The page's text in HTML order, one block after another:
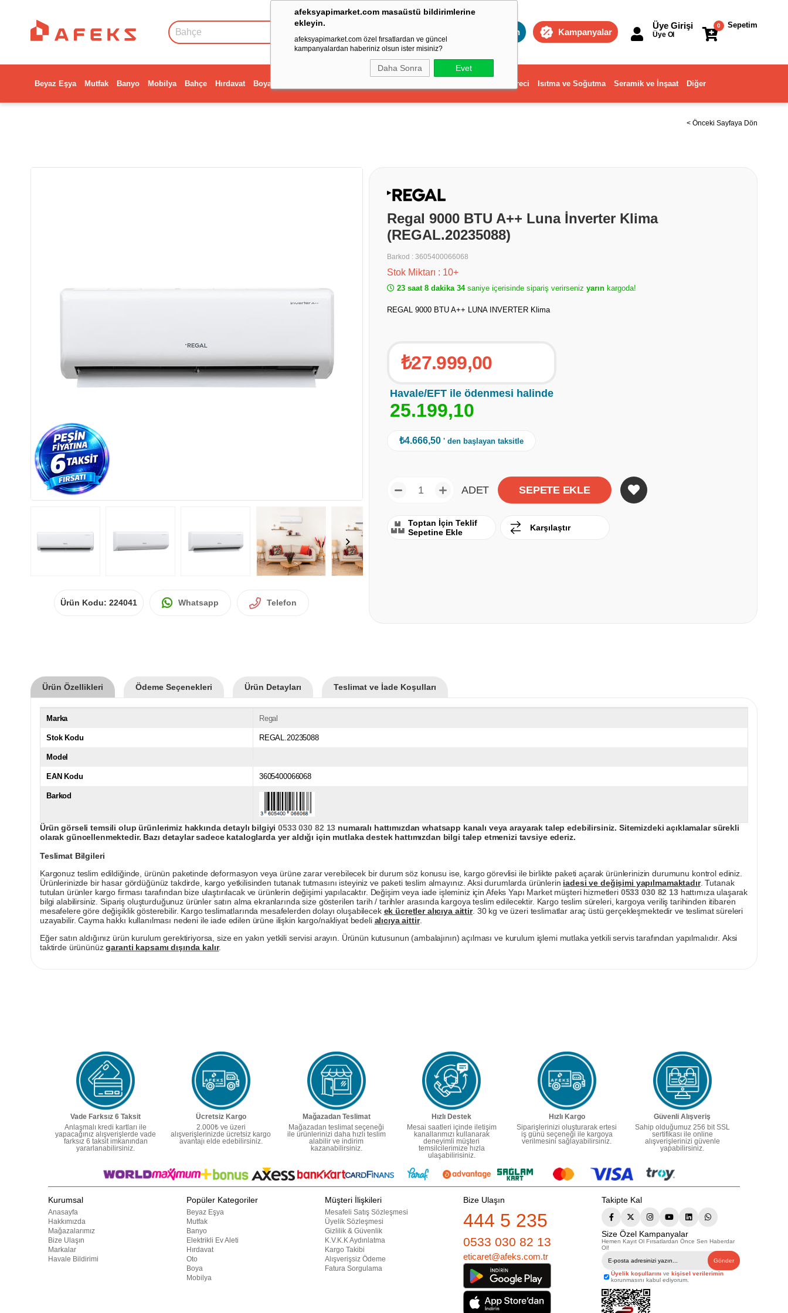
afeksyapimarket.com masaüstü bildirimlerine
ekleyin.
afeksyapimarket.com özel fırsatlardan ve güncel
kampanyalardan haberiniz olsun ister misiniz?
Daha Sonra Evet
Toptan Kampanyalar
Sepetim
0
Üye Girişi
Üye Ol
Beyaz Eşya Mutfak Banyo Mobilya Bahçe Hırdavat Boya Dekorasyon ve Ev Gereci Isıtma ve Soğutma Seramik ve İnşaat Diğer
< Önceki Sayfaya Dön
Ürün Kodu: 224041 Whatsapp Telefon
Regal 9000 BTU A++ Luna İnverter Klima
(REGAL.20235088)
Barkod : 3605400066068
Stok Miktarı : 10+
23 saat 8 dakika 34saniye içerisinde sipariş verirseniz yarın kargoda!
REGAL 9000 BTU A++ LUNA INVERTER Klima
₺27.999,00
Havale/EFT ile ödenmesi halinde
25.199,10
₺4.666,50 ' den başlayan taksitle
ADET
Toptan İçin Teklif
Sepetine Ekle
Karşılaştır
Ürün Özellikleri Ödeme Seçenekleri Ürün Detayları Teslimat ve İade Koşulları
Marka Regal
Stok Kodu REGAL.20235088
Model
EAN Kodu 3605400066068
Barkod
Ürün görseli temsili olup ürünlerimiz hakkında detaylı bilgiyi0533 030 82 13 numaralı hattımızdan whatsapp kanalı veya arayarak talep edebilirsiniz. Sitemizdeki açıklamalar sürekli
olarak güncellenmektedir. Bazı detaylar sadece kataloglarda yer aldığı için mutlaka destek hattımızdan bilgi talep etmenizi tavsiye ederiz.
Teslimat Bilgileri
Kargonuz teslim edildiğinde, ürünün paketinde deformasyon veya ürüne zarar verebilecek bir durum söz konusu ise, kargo görevlisi ile birlikte paketi açarak ürünlerinizin durumunu kontrol ediniz.
Ürünlerinizde bir hasar gördüğünüz takdirde, kargo yetkilisinden tutanak tutmasını isteyiniz ve paketi teslim almayınız. Aksi durumlarda ürünlerin iadesi ve değişimi yapılmamaktadır. Tutanak
tutulan ürünler kargo firması tarafından bize ulaştırılacak ve ürünlerin değişimi yapılacaktır. Değişim veya iade işleminiz için Afeks Yapı Market müşteri hizmetleri 0533 030 82 13hattımıza ulaşarak
bilgi alabilirsiniz. Sipariş oluşturduğunuz ürünler satın alma ekranlarında size gösterilen tarih / tarihler arasında kargoya teslim edilecektir. Kargo teslim süreleri, kargoya veriliş tarihinden itibaren
mesafelere göre değişiklik gösterebilir. Kargo teslimatlarında mesafelerden dolayı oluşabilecek ek ücretler alıcıya aittir. 30 kg ve üzeri teslimatlar araç üstü gerçekleşmektedir ve teslimat süreleri
uzayabilir. Cayma hakkı kullanılması nedeni ile iade edilen ürüne ilişkin kargo/nakliyat bedeli alıcıya aittir.
Eğer satın aldığınız ürün kurulum gerektiriyorsa, size en yakın yetkili servisi arayın. Ürünün kutusunun (ambalajının) açılması ve kurulum işlemi mutlaka yetkili servis tarafından yapılmalıdır. Aksi
taktirde ürününüzgaranti kapsamı dışında kalır.
Vade Farksız 6 Taksit
Anlaşmalı kredi kartları ile
yapacağınız alışverişlerde vade
farksız 6 taksit imkanından
yararlanabilirsiniz.
Ücretsiz Kargo
2.000₺ ve üzeri
alışverişlerinizde ücretsiz kargo
avantajı elde edebilirsiniz.
Mağazadan Teslimat
Mağazadan teslimat seçeneği
ile ürünlerinizi daha hızlı teslim
alabilir ve indirim
kazanabilirsiniz.
Hızlı Destek
Mesai saatleri içinde iletişim
kanallarımızı kullanarak
deneyimli müşteri
temsilcilerimize hızla
ulaşabilirisiniz.
Hızlı Kargo
Siparişlerinizi oluşturarak ertesi
iş günü seçeneği ile kargoya
verilmesini sağlayabilirsiniz.
Güvenli Alışveriş
Sahip olduğumuz 256 bit SSL
sertifikası ile online
alışverişlerinizi güvenle
yapabilirsiniz.
Kurumsal
Anasayfa
Hakkımızda
Mağazalarımız
Bize Ulaşın
Markalar
Havale Bildirimi
Popüler Kategoriler
Beyaz Eşya
Mutfak
Banyo
Elektrikli Ev Aleti
Hırdavat
Oto
Boya
Mobilya
Müşteri İlişkileri
Mesafeli Satış Sözleşmesi
Üyelik Sözleşmesi
Gizlilik & Güvenlik
K.V.K.K Aydınlatma
Kargo Takibi
Alışverişsiz Ödeme
Fatura Sorgulama
Bize Ulaşın
444 5 235
0533 030 82 13
eticaret@afeks.com.tr
Takipte Kal
Size Özel Kampanyalar
Hemen Kayıt Ol Fırsatlardan Önce Sen Haberdar
Ol!
Gönder
Üyelik koşullarını ve kişisel verilerimin
korunmasını kabul ediyorum.